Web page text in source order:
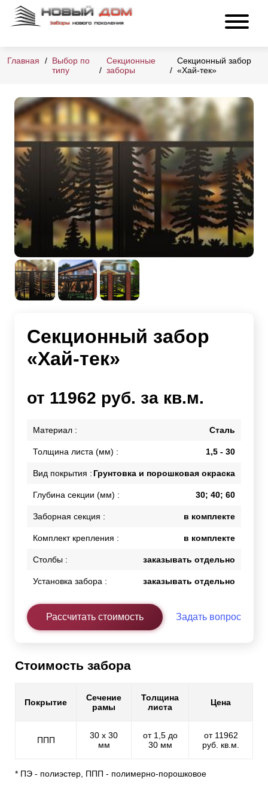
Главная
Выбор по
типу
Секционные
заборы
Секционный забор
«Хай-тек»
Секционный забор
«Хай-тек»
от 11962 руб. за кв.м.
Материал : Сталь
Толщина листа (мм) : 1,5 - 30
Вид покрытия : Грунтовка и порошковая окраска
Глубина секции (мм) : 30; 40; 60
Заборная секция : в комплекте
Комплект крепления : в комплекте
Столбы : заказывать отдельно
Установка забора : заказывать отдельно
Рассчитать стоимость Задать вопрос
Стоимость забора
Покрытие
Сечение
рамы
Толщина
листа
Цена
ППП
30 х 30
мм
от 1,5 до
30 мм
от 11962
руб. кв.м.
* ПЭ - полиэстер, ППП - полимерно-порошковое